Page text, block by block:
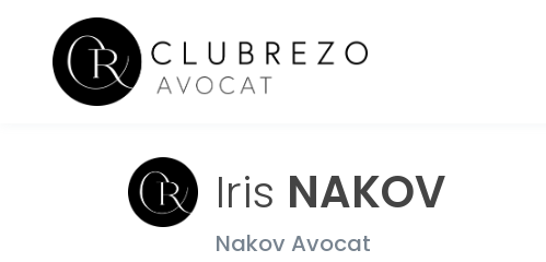
Iris NAKOV
Nakov Avocat